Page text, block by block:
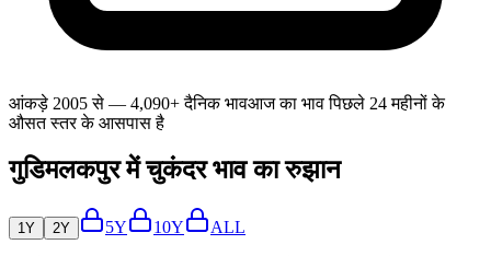
आंकड़े 2005 से — 4,090+ दैनिक भावआज का भाव पिछले 24 महीनों के
औसत स्तर के आसपास है
गुडिमलकपुर में चुकंदर भाव का रुझान
1Y 2Y 5Y 10Y ALL